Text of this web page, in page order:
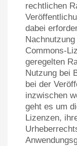
rechtlichen
dabei
Commons-
geregelten
Nutzung bei
bei der
inzwischen
geht es um
Lizenzen,